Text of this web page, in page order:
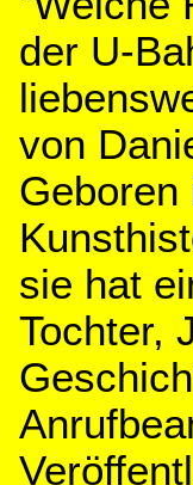
der U-
von
sie hat
Tochter,